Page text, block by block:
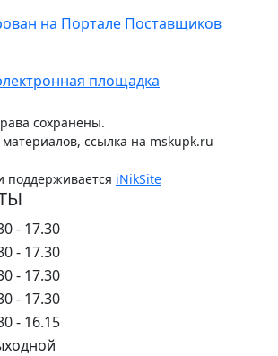
площадка
сохранены.
ссылка на mskupk.ru
поддерживается iNikSite
- 17.30
- 17.30
- 17.30
- 17.30
- 16.15